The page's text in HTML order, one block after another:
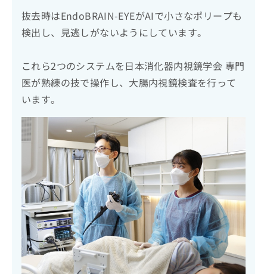
抜去時はEndoBRAIN-EYEがAIで小さなポリープも
検出し、見逃しがないようにしています。
これら2つのシステムを日本消化器内視鏡学会 専門
医が熟練の技で操作し、大腸内視鏡検査を行って
います。